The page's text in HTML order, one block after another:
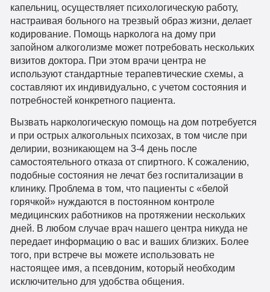
капельниц, осуществляет психологическую работу,
настраивая больного на трезвый образ жизни, делает
кодирование. Помощь нарколога на дому при
запойном алкоголизме может потребовать нескольких
визитов доктора. При этом врачи центра не
используют стандартные терапевтические схемы, а
составляют их индивидуально, с учетом состояния и
потребностей конкретного пациента.
Вызвать наркологическую помощь на дом потребуется
и при острых алкогольных психозах, в том числе при
делирии, возникающем на 3-4 день после
самостоятельного отказа от спиртного. К сожалению,
подобные состояния не лечат без госпитализации в
клинику. Проблема в том, что пациенты с «белой
горячкой» нуждаются в постоянном контроле
медицинских работников на протяжении нескольких
дней. В любом случае врач нашего центра никуда не
передает информацию о вас и ваших близких. Более
того, при встрече вы можете использовать не
настоящее имя, а псевдоним, который необходим
исключительно для удобства общения.